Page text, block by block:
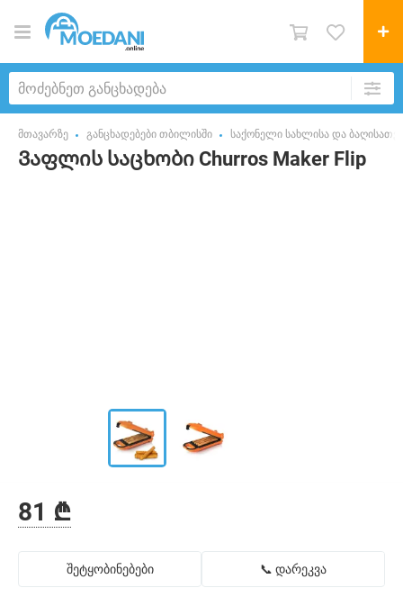
მთავარზე განცხადებები თბილისში საქონელი სახლისა და
Ვაფლის საცხობი Churros Maker Flip
81 ₾
შეტყობინებები 📞 დარეკვა